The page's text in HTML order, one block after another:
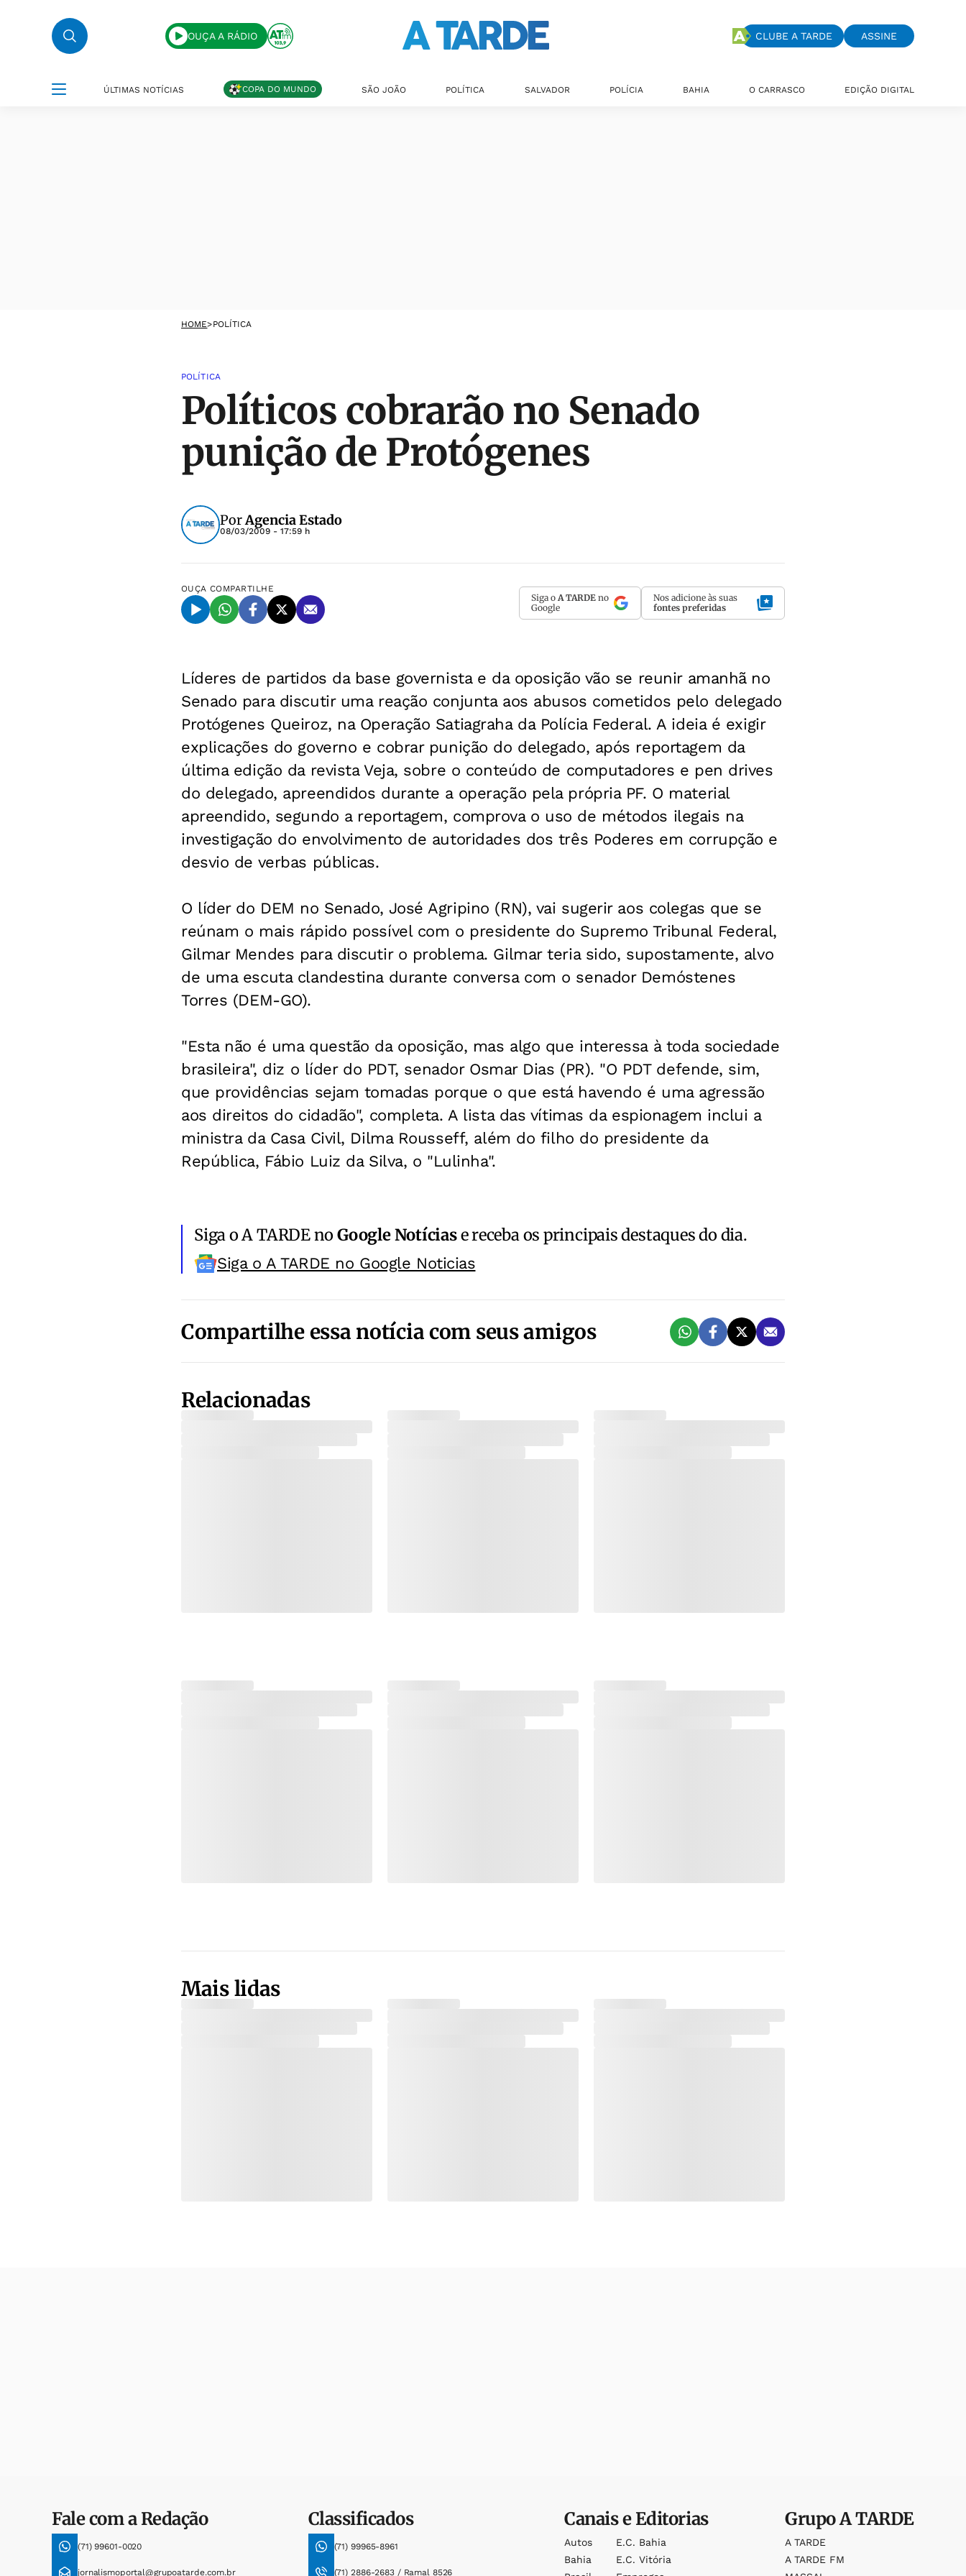
OUÇA A RÁDIO CLUBE A TARDE ASSINE
ÚLTIMAS NOTÍCIAS COPA DO MUNDO SÃO JOÃO POLÍTICA SALVADOR POLÍCIA BAHIA O CARRASCO EDIÇÃO DIGITAL
HOME>POLÍTICA
POLÍTICA
Políticos cobrarão no Senado
punição de Protógenes
PorAgencia Estado
08/03/2009 - 17:59 h
OUÇA COMPARTILHE
Siga o A TARDE no
Google
Nos adicione às suas
fontes preferidas
Líderes de partidos da base governista e da oposição vão se reunir amanhã no
Senado para discutir uma reação conjunta aos abusos cometidos pelo delegado
Protógenes Queiroz, na Operação Satiagraha da Polícia Federal. A ideia é exigir
explicações do governo e cobrar punição do delegado, após reportagem da
última edição da revista Veja, sobre o conteúdo de computadores e pen drives
do delegado, apreendidos durante a operação pela própria PF. O material
apreendido, segundo a reportagem, comprova o uso de métodos ilegais na
investigação do envolvimento de autoridades dos três Poderes em corrupção e
desvio de verbas públicas.
O líder do DEM no Senado, José Agripino (RN), vai sugerir aos colegas que se
reúnam o mais rápido possível com o presidente do Supremo Tribunal Federal,
Gilmar Mendes para discutir o problema. Gilmar teria sido, supostamente, alvo
de uma escuta clandestina durante conversa com o senador Demóstenes
Torres (DEM-GO).
"Esta não é uma questão da oposição, mas algo que interessa à toda sociedade
brasileira", diz o líder do PDT, senador Osmar Dias (PR). "O PDT defende, sim,
que providências sejam tomadas porque o que está havendo é uma agressão
aos direitos do cidadão", completa. A lista das vítimas da espionagem inclui a
ministra da Casa Civil, Dilma Rousseff, além do filho do presidente da
República, Fábio Luiz da Silva, o "Lulinha".
Siga o A TARDE noGoogle Notíciase receba os principais destaques do dia.
Siga o A TARDE no Google Noticias
Compartilhe essa notícia com seus amigos
Relacionadas
Mais lidas
Fale com a Redação
(71) 99601-0020
jornalismoportal@grupoatarde.com.br
Classificados
(71) 99965-8961
(71) 2886-2683 / Ramal 8526
Canais e Editorias
Autos
Bahia
E.c. Bahia
E.c. Vitória
GrupoA TARDE
A TARDE
A TARDE FM